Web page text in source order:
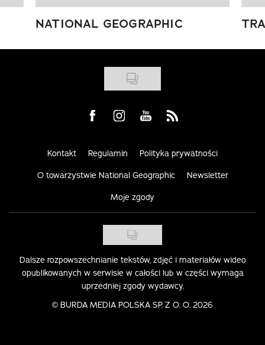
NATIONAL GEOGRAPHIC
Visit us on Facebook
Visit us on Instagram
Visit us on Youtube
Visit us on Rss
Kontakt Regulamin Polityka prywatności
O towarzystwie National Geographic Newsletter
Moje zgody
Dalsze rozpowszechnianie tekstów, zdjęć i materiałów wideo
opublikowanych w serwisie w całości lub w części wymaga
uprzedniej zgody wydawcy.
© BURDA MEDIA POLSKA SP. Z O. O. 2026